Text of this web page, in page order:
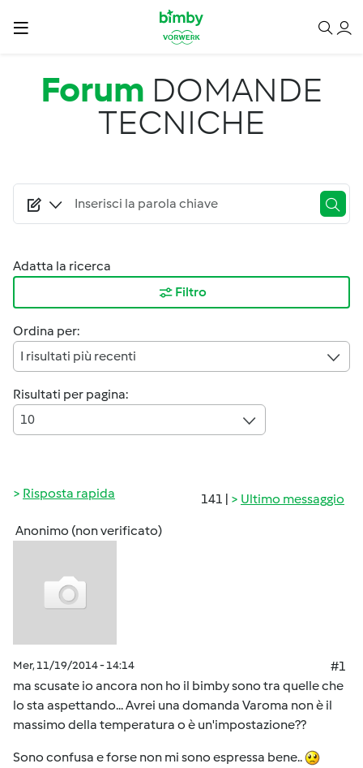
Salta al contenuto principale
Forum DOMANDE
TECNICHE
Adatta la ricerca
Filtro
Ordina per:
I risultati più recenti
Risultati per pagina:
10
141 | Ultimo messaggio
Risposta rapida
Anonimo (non verificato)
Mer, 11/19/2014 - 14:14
#1
ma scusate io ancora non ho il bimby sono tra quelle che
lo sta aspettando... Avrei una domanda Varoma non è il
massimo della temperatura o è un'impostazione??
Sono confusa e forse non mi sono espressa bene..